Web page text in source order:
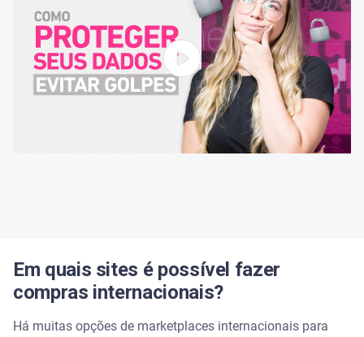
Em quais sites é possível fazer
compras internacionais?
Há muitas opções de marketplaces internacionais para